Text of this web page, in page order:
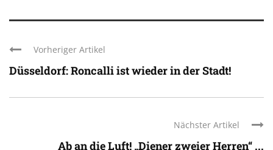
Vorheriger Artikel
Düsseldorf: Roncalli ist wieder in der Stadt!
Nächster Artikel
Ab an die Luft! „Diener zweier Herren“ ...